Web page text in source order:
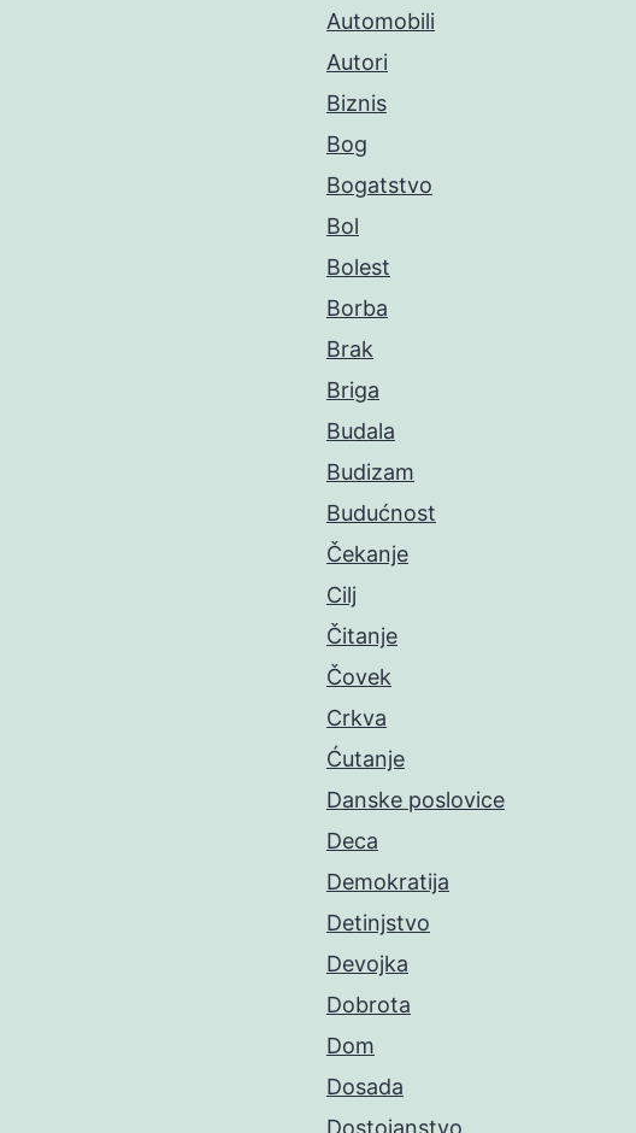
Automobili
Autori
Biznis
Bog
Bogatstvo
Bol
Bolest
Borba
Brak
Briga
Budala
Budizam
Budućnost
Čekanje
Cilj
Čitanje
Čovek
Crkva
Ćutanje
Danske poslovice
Deca
Demokratija
Detinjstvo
Devojka
Dobrota
Dom
Dosada
Dostojanstvo